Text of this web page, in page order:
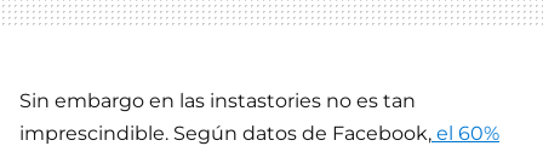
Sin embargo en las instastories no es tan
imprescindible. Según datos de Facebook, el 60%